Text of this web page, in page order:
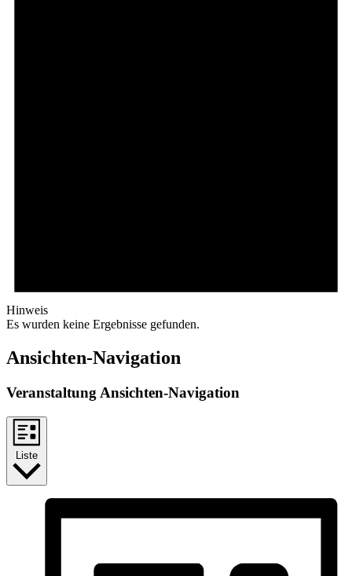
Hinweis
Es wurden keine Ergebnisse gefunden.
Ansichten-Navigation
Veranstaltung Ansichten-Navigation
Liste